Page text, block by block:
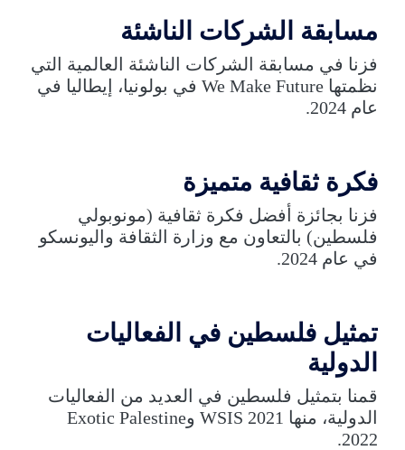
مسابقة الشركات الناشئة
فزنا في مسابقة الشركات الناشئة العالمية التي
نظمتها We Make Future في بولونيا، إيطاليا في
عام 2024.
فكرة ثقافية متميزة
فزنا بجائزة أفضل فكرة ثقافية (مونوبولي
فلسطين) بالتعاون مع وزارة الثقافة واليونسكو
في عام 2024.
تمثيل فلسطين في الفعاليات
الدولية
قمنا بتمثيل فلسطين في العديد من الفعاليات
الدولية، منها WSIS 2021 وExotic Palestine
2022.